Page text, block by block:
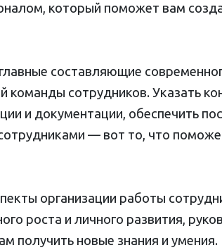
который поможет вам
составляющие
команды сотрудников. Указать
и документации, обеспечить
— вот то, что
организации работы
роста и личного развития,
получить новые знания и